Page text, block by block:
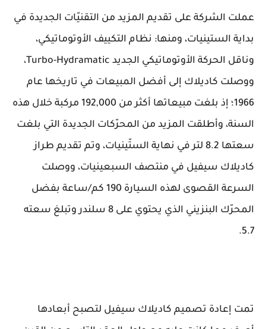
عملت الشركة على تقديم المزيد من التقنيّات الجديدة في
بداية الستينيات، ومنها: نظام التكييف الأوتوماتيكي،
وناقل الحركة الأوتوماتيكي الجديد Turbo-Hydramatic،
ووصلت كاديلاك إلى أفضل المبيعات في تاريخها عام
1966؛ إذ بلغت مبيعاتها أكثر من 192,000 مركبة خلال هذه
السنة، وأطلقت المزيد من المحرّكات الجديدة التي بلغت
سعتها 8.2 لتر في نهاية الستّينيات، وتم تقديم طراز
كاديلاك سيفيل في منتصف السبعينيات، ووصلت
السرعة القصوى لهذه السيارة 190 كم/ساعة بفضل
المحرّك البنزيني الذي يحتوي على 8 سلندر وتبلغ سعته
5.7.
تمت إعادة تصميم كاديلاك سيفيل لتصبح أبعادها